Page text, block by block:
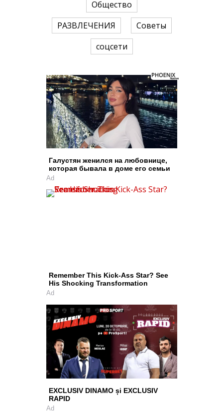
Общество
РАЗВЛЕЧЕНИЯ
Советы
соцсети
Галустян женился на любовнице,
которая бывала в доме его семьи
Ad
Remember This Kick-Ass Star? See
His Shocking Transformation
Ad
EXCLUSIV DINAMO și EXCLUSIV
RAPID
Ad